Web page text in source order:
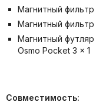
Магнитный фильтр
Магнитный фильтр
Магнитный
Osmo Pocket 3 × 1
Совместимость: